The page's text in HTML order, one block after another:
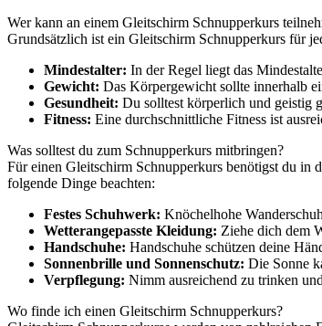
Wer kann an einem Gleitschirm Schnupperkurs
Grundsätzlich ist ein Gleitschirm Schnupperkurs für
Mindestalter: In der Regel liegt das
Gewicht: Das Körpergewicht sollte innerhalb
Gesundheit: Du solltest körperlich und geistig
Fitness: Eine durchschnittliche Fitness ist
Was solltest du zum Schnupperkurs mitbringen?
Für einen Gleitschirm Schnupperkurs benötigst du
folgende Dinge beachten:
Festes Schuhwerk: Knöchelhohe
Wetterangepasste Kleidung: Ziehe dich dem
Handschuhe: Handschuhe schützen deine
Sonnenbrille und Sonnenschutz: Die Sonne
Verpflegung: Nimm ausreichend zu trinken
Wo finde ich einen Gleitschirm Schnupperkurs?